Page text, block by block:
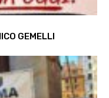
GEMELLI